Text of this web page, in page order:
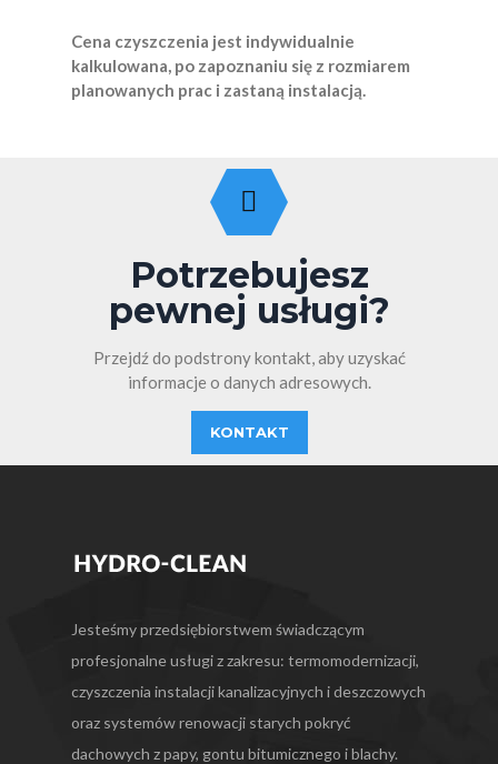
Cena czyszczenia jest indywidualnie
kalkulowana, po zapoznaniu się z rozmiarem
planowanych prac i zastaną instalacją.
Potrzebujesz
pewnej usługi?
Przejdź do podstrony kontakt, aby uzyskać
informacje o danych adresowych.
KONTAKT
Jesteśmy przedsiębiorstwem świadczącym
profesjonalne usługi z zakresu: termomodernizacji,
czyszczenia instalacji kanalizacyjnych i deszczowych
oraz systemów renowacji starych pokryć
dachowych z papy, gontu bitumicznego i blachy.